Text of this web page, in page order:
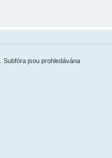
jsou prohledávána